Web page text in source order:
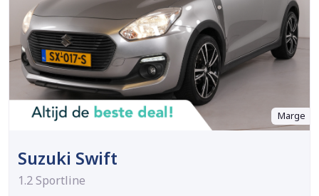
Marge
Suzuki Swift
1.2 Sportline